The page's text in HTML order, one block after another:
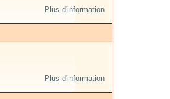
Plus d'information
Plus d'information